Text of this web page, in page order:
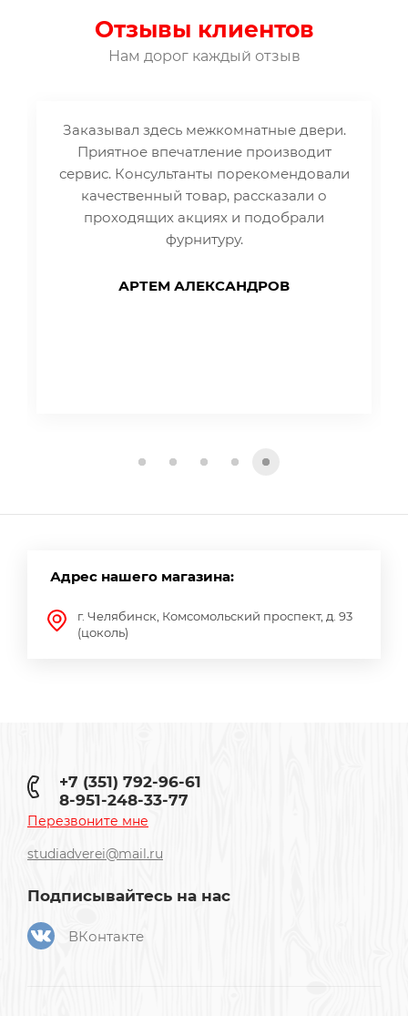
Отзывы клиентов
Нам дорог каждый отзыв
Заказывал здесь межкомнатные двери.
Приятное впечатление производит
сервис. Консультанты порекомендовали
качественный товар, рассказали о
проходящих акциях и подобрали
фурнитуру.
АРТЕМ АЛЕКСАНДРОВ
Адрес нашего магазина:
г. Челябинск, Комсомольский проспект, д. 93
(цоколь)
+7 (351) 792-96-61
8-951-248-33-77
Перезвоните мне
studiadverei@mail.ru
Подписывайтесь на нас
ВКонтакте